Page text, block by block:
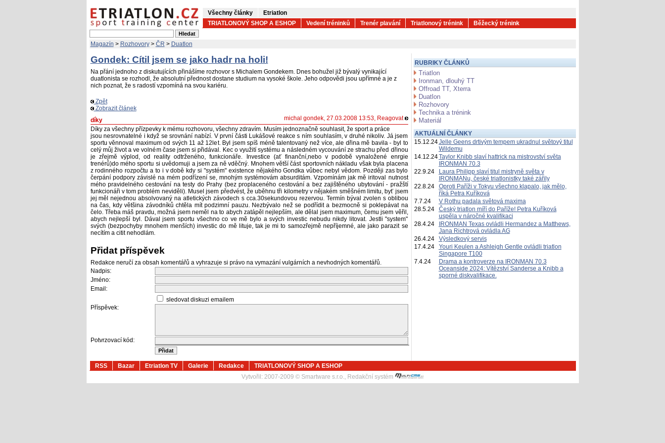
Všechny články
Etriatlon
TRIATLONOVÝ SHOP A ESHOP
Vedení tréninků Trenér plavání Triatlonový trénink Běžecký trénink
Magazín > Rozhovory> ČR > Duatlon
Gondek: Cítil jsem se jako hadr na holi!
Na přání jednoho z diskutujících přinášíme rozhovor s Michalem Gondekem. Dnes bohužel již bývalý vynikající
duatlonista se rozhodl, že absolutní přednost dostane studium na vysoké škole. Jeho odpovědi jsou upřímné a je z
nich poznat, že s radostí vzpomíná na svou kariéru.
Zpět
Zobrazit článek
díky
michal gondek, 27.03.2008 13:53, Reagovat
Díky za všechny přízpevky k mému rozhovoru, všechny zdravím. Musím jednoznačně souhlasit, že sport a práce
jsou nesrovnatelné i když se srovnání nabízí. V první části Lukášové reakce s ním souhlasím, v druhé nikoliv. Já jsem
sportu věnnoval maximum od svých 11 až 12let. Byl jsem spíš méně talentovaný než více, ale dřina mě bavila - byl to
celý můj život a ve volném čase jsem si přidával. Kec o využití systému a následném vycouvání ze strachu před dřinou
je zřejmě výplod, od reality odtrženého, funkcionáře. Investice (ať finanční,nebo v podobě vynaložené enrgie
trenérů)do mého sportu si uvědomuji a jsem za ně vděčný. Mnohem větší část sportovních nákladu však byla placena
z rodinného rozpočtu a to i v době kdy si "systém" existence nějakého Gondka vůbec nebyl vědom. Později zas bylo
čerpání podpory závislé na mém podřízení se, mnohým systémovám absurditám. Vzpomínám jak mě iritoval nutnost
mého pravidelného cestování na testy do Prahy (bez proplaceného cestování a bez zajištěného ubytování - pražští
funkcionáři v tom problém neviděli). Musel jsem předvést, že uběhnu tři kilometry v nějakém směšném limitu, byť jsem
jej měl nejednou absolvovaný na atletických závodech s cca.30sekundovou rezervou. Termín býval zvolen s oblibou
na čas, kdy většina závodníků chtěla mít podzimní pauzu. Nezbývalo než se podřídit a bezmocně si poklepávat na
čelo. Třeba máš pravdu, možná jsem neměl na to abych zatápěl nejlepším, ale dělal jsem maximum, čemu jsem věřil,
abych nejlepší byl. Dával jsem sportu všechno co ve mě bylo a svých investic nebudu nikdy litovat. Jestli "system"
svých (bezpochyby mnohem menších) investic do mě lituje, tak je mi to samozřejmě nepříjemné, ale jako parazit se
necítím a citit nehodlám.
Přidat příspěvek
Redakce neručí za obsah komentářů a vyhrazuje si právo na vymazání vulgárních a nevhodných komentářů.
Nadpis:
Jméno:
Email:
sledovat diskuzi emailem
Příspěvek:
Potvrzovací kód:
RUBRIKY ČLÁNKŮ
Triatlon
Ironman, dlouhý TT
Offroad TT, Xterra
Duatlon
Rozhovory
Technika a trénink
Materiál
AKTUÁLNÍ ČLÁNKY
15.12.24Jelle Geens drtivým tempem ukradnul světový titul
Wildemu
14.12.24Taylor Knibb slaví hattrick na mistrovství světa
IRONMAN 70.3
22.9.24
Laura Philipp slaví titul mistryně světa v
IRONMANu, české triatlonistky také zářily
22.8.24
Oproti Paříži v Tokyu všechno klapalo, jak mělo,
říká Petra Kuříková
7.7.24
V Rothu padala světová maxima
28.5.24
Český triatlon míří do Paříže! Petra Kuříková
uspěla v náročné kvalifikaci
28.4.24
IRONMAN Texas ovládli Hermandez a Matthews,
Jana Richtrová ovládla AG
26.4.24
Výsledkový servis
17.4.24
Youri Keulen a Ashleigh Gentle ovládli triatlon
Singapore T100
7.4.24
Drama a kontroverze na IRONMAN 70.3
Oceanside 2024: Vítězství Sanderse a Knibb a
sporné diskvalifikace.
RSS Bazar Etriatlon TV Galerie Redakce
TRIATLONOVÝ SHOP A ESHOP
Vytvořil: 2007-2009 © Smartware s.r.o., Redakční systém